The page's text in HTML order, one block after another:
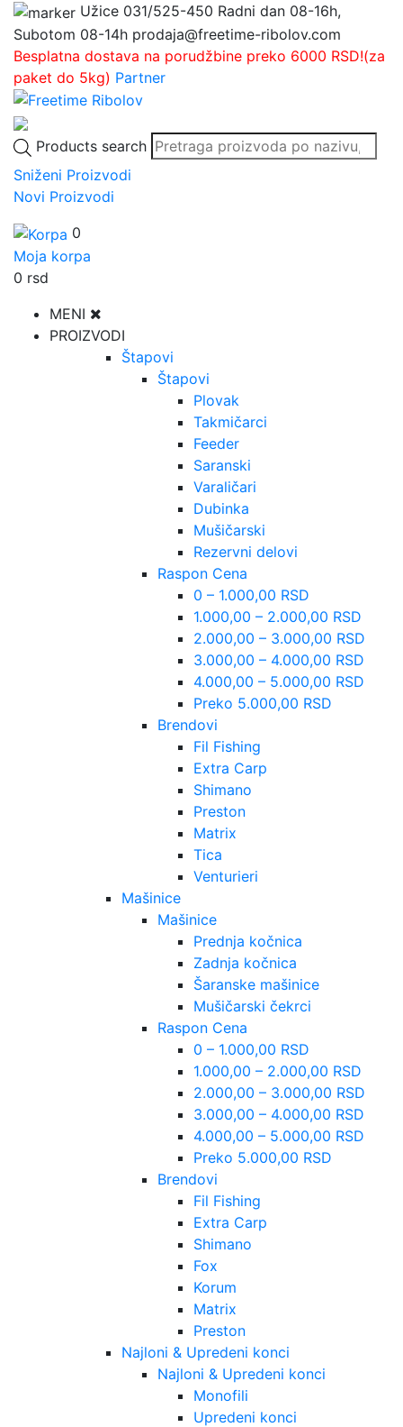
Užice 031/525-450 Radni dan 08-16h,
Subotom 08-14h prodaja@freetime-ribolov.com
Besplatna dostava na porudžbine preko 6000 RSD!(za
paket do 5kg) Partner
Products search
Sniženi Proizvodi
Novi Proizvodi
0
Moja korpa
0 rsd
MENI
PROIZVODI
Štapovi
Štapovi
Plovak
Takmičarci
Feeder
Saranski
Varaličari
Dubinka
Mušičarski
Rezervni delovi
Raspon Cena
0 – 1.000,00 RSD
1.000,00 – 2.000,00 RSD
2.000,00 – 3.000,00 RSD
3.000,00 – 4.000,00 RSD
4.000,00 – 5.000,00 RSD
Preko 5.000,00 RSD
Brendovi
Fil Fishing
Extra Carp
Shimano
Preston
Matrix
Tica
Venturieri
Mašinice
Mašinice
Prednja kočnica
Zadnja kočnica
Šaranske mašinice
Mušičarski čekrci
Raspon Cena
0 – 1.000,00 RSD
1.000,00 – 2.000,00 RSD
2.000,00 – 3.000,00 RSD
3.000,00 – 4.000,00 RSD
4.000,00 – 5.000,00 RSD
Preko 5.000,00 RSD
Brendovi
Fil Fishing
Extra Carp
Shimano
Fox
Korum
Matrix
Preston
Najloni & Upredeni konci
Najloni & Upredeni konci
Monofili
Upredeni konci